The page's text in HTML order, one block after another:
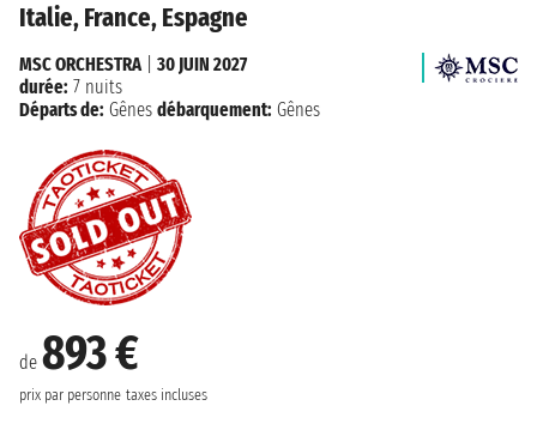
Italie, France, Espagne
de 893 €
prix par personne taxes incluses
MSC ORCHESTRA| 30 JUIN 2027
durée: 7 nuits
Départs de: Gênes débarquement: Gênes